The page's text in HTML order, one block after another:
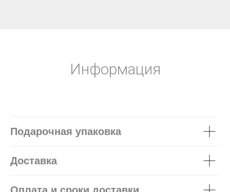
Информация
Подарочная упаковка
Доставка